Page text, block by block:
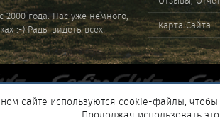
2000 года. Нас уже немного,
:-) Рады видеть всех!
Карта Сайта
сайте используются cookie-файлы, чтобы